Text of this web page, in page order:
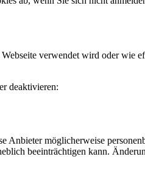
verwendet wird oder wie
deaktivieren:
möglicherweise
beeinträchtigen kann.